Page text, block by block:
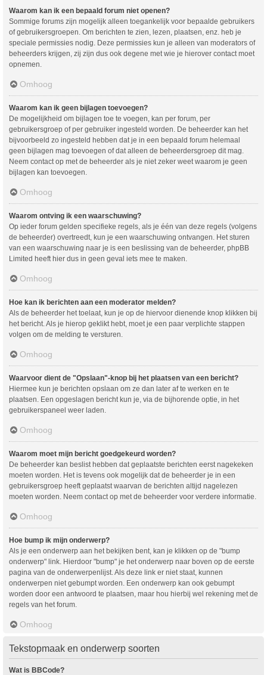
Waarom kan ik een bepaald forum niet openen?
Sommige forums zijn mogelijk alleen toegankelijk voor bepaalde gebruikers
of gebruikersgroepen. Om berichten te zien, lezen, plaatsen, enz. heb je
speciale permissies nodig. Deze permissies kun je alleen van moderators of
beheerders krijgen, zij zijn dus ook degene met wie je hierover contact moet
opnemen.
Omhoog
Waarom kan ik geen bijlagen toevoegen?
De mogelijkheid om bijlagen toe te voegen, kan per forum, per
gebruikersgroep of per gebruiker ingesteld worden. De beheerder kan het
bijvoorbeeld zo ingesteld hebben dat je in een bepaald forum helemaal
geen bijlagen mag toevoegen of dat alleen de beheerdersgroep dit mag.
Neem contact op met de beheerder als je niet zeker weet waarom je geen
bijlagen kan toevoegen.
Omhoog
Waarom ontving ik een waarschuwing?
Op ieder forum gelden specifieke regels, als je één van deze regels (volgens
de beheerder) overtreedt, kun je een waarschuwing ontvangen. Het sturen
van een waarschuwing naar je is een beslissing van de beheerder, phpBB
Limited heeft hier dus in geen geval iets mee te maken.
Omhoog
Hoe kan ik berichten aan een moderator melden?
Als de beheerder het toelaat, kun je op de hiervoor dienende knop klikken bij
het bericht. Als je hierop geklikt hebt, moet je een paar verplichte stappen
volgen om de melding te versturen.
Omhoog
Waarvoor dient de "Opslaan"-knop bij het plaatsen van een bericht?
Hiermee kun je berichten opslaan om ze dan later af te werken en te
plaatsen. Een opgeslagen bericht kun je, via de bijhorende optie, in het
gebruikerspaneel weer laden.
Omhoog
Waarom moet mijn bericht goedgekeurd worden?
De beheerder kan beslist hebben dat geplaatste berichten eerst nagekeken
moeten worden. Het is tevens ook mogelijk dat de beheerder je in een
gebruikersgroep heeft geplaatst waarvan de berichten altijd nagelezen
moeten worden. Neem contact op met de beheerder voor verdere informatie.
Omhoog
Hoe bump ik mijn onderwerp?
Als je een onderwerp aan het bekijken bent, kan je klikken op de "bump
onderwerp" link. Hierdoor "bump" je het onderwerp naar boven op de eerste
pagina van de onderwerpenlijst. Als deze link er niet staat, kunnen
onderwerpen niet gebumpt worden. Een onderwerp kan ook gebumpt
worden door een antwoord te plaatsen, maar hou hierbij wel rekening met de
regels van het forum.
Omhoog
Tekstopmaak en onderwerp soorten
Wat is BBCode?